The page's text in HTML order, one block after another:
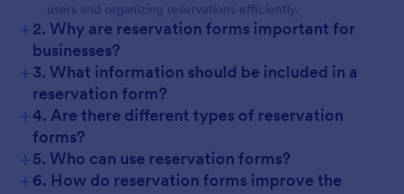
users and organizing reservations efficiently.
+2. Why are reservation forms important for
businesses?
+3. What information should be included in a
reservation form?
+4. Are there different types of reservation
forms?
+5. Who can use reservation forms?
+6. How do reservation forms improve the